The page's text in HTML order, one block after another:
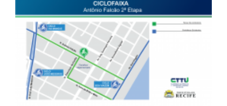
bairro
de
Boa
Viagem